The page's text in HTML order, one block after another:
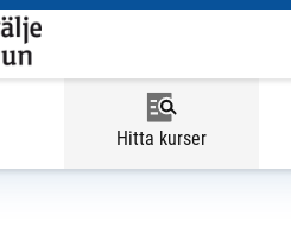
Hitta kurser